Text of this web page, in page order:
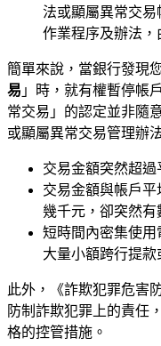
法或顯屬異常交易
作業程序及辦法，
簡單來說，當銀行發現
易 」時，就有權暫停帳
常交易」的認定並非隨
或顯屬異常交易管理辦
交易金額突然超過
交易金額與帳戶
幾千元，卻突然有
短時間內密集使
大量小額跨行提款
此外，《詐欺犯罪危害
防制詐欺犯罪上的責任
格的控管措施。